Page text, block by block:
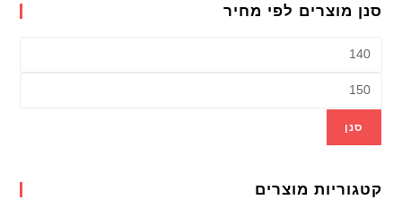
סנן מוצרים לפי מחיר
סנן
קטגוריות מוצרים